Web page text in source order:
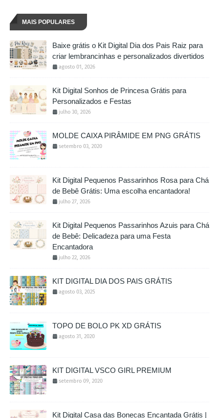
MAIS POPULARES
Baixe grátis o Kit Digital Dia dos Pais Raiz para
criar lembrancinhas e personalizados divertidos
agosto 01, 2026
Kit Digital Sonhos de Princesa Grátis para
Personalizados e Festas
julho 30, 2026
MOLDE CAIXA PIRÂMIDE EM PNG GRÁTIS
setembro 03, 2020
Kit Digital Pequenos Passarinhos Rosa para Chá
de Bebê Grátis: Uma escolha encantadora!
julho 27, 2026
Kit Digital Pequenos Passarinhos Azuis para Chá
de Bebê: Delicadeza para uma Festa
Encantadora
julho 22, 2026
KIT DIGITAL DIA DOS PAIS GRÁTIS
agosto 03, 2025
TOPO DE BOLO PK XD GRÁTIS
agosto 31, 2020
KIT DIGITAL VSCO GIRL PREMIUM
setembro 09, 2020
Kit Digital Casa das Bonecas Encantada Grátis |